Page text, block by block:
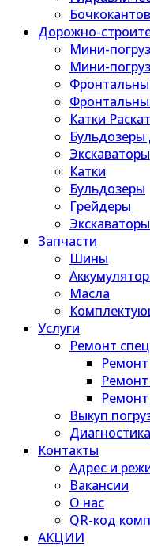
Дорожно-
Мини-
Мини-
Катки Раскат
Экскаваторы
Катки
Бульдозеры
Грейдеры
Запчасти
Шины
Масла
Услуги
Ремонт
Ремонт
Выкуп
Диагностика
Контакты
Адрес и
Вакансии
О нас
QR-код
АКЦИИ